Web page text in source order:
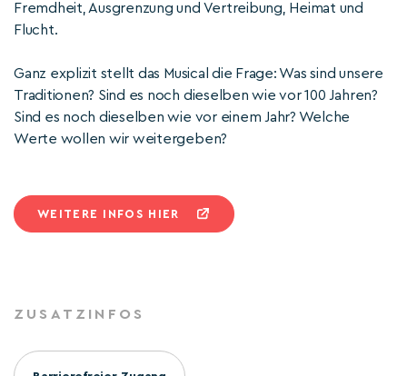
Fremdheit, Ausgrenzung und Vertreibung, Heimat und
Flucht.
Ganz explizit stellt das Musical die Frage: Was sind unsere
Traditionen? Sind es noch dieselben wie vor 100 Jahren?
Sind es noch dieselben wie vor einem Jahr? Welche
Werte wollen wir weitergeben?
WEITERE INFOS HIER
ZUSATZINFOS